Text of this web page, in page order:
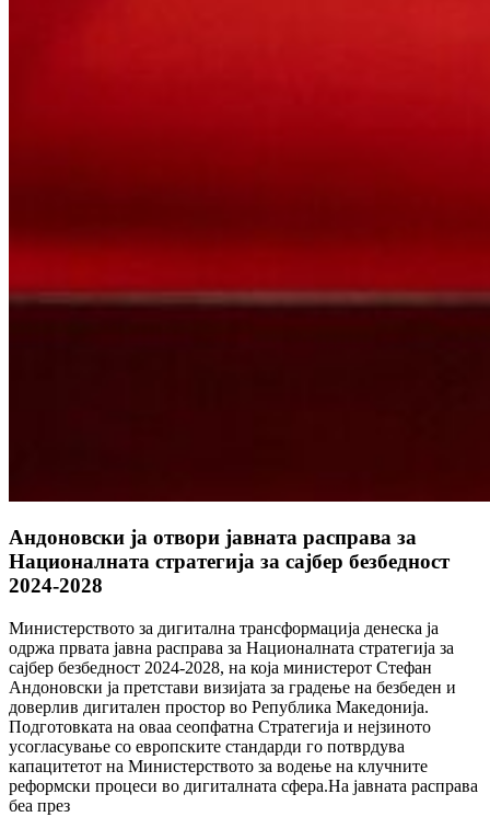
Андоновски ја отвори јавната расправа за
Националната стратегија за сајбер безбедност
2024-2028
Министерството за дигитална трансформација денеска ја
одржа првата јавна расправа за Националната стратегија за
сајбер безбедност 2024-2028, на која министерот Стефан
Андоновски ја претстави визијата за градење на безбеден и
доверлив дигитален простор во Република Македонија.
Подготовката на оваа сеопфатна Стратегија и нејзиното
усогласување со европските стандарди го потврдува
капацитетот на Министерството за водење на клучните
реформски процеси во дигиталната сфера.На јавната расправа
беа през